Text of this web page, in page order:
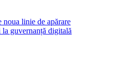
noua linie de apărare
guvernanță digitală